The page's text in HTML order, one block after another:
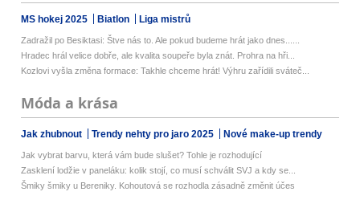
MS hokej 2025 Biatlon Liga mistrů
Zadražil po Besiktasi: Štve nás to. Ale pokud budeme hrát jako dnes......
Hradec hrál velice dobře, ale kvalita soupeře byla znát. Prohra na hři...
Kozlovi vyšla změna formace: Takhle chceme hrát! Výhru zařídili sváteč...
Móda a krása
Jak zhubnout Trendy nehty pro jaro 2025 Nové make-up trendy
Jak vybrat barvu, která vám bude slušet? Tohle je rozhodující
Zasklení lodžie v paneláku: kolik stojí, co musí schválit SVJ a kdy se...
Šmiky šmiky u Bereniky. Kohoutová se rozhodla zásadně změnit účes